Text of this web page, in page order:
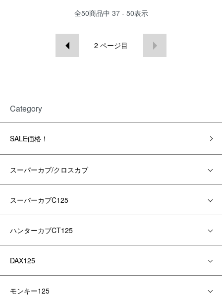
全50商品中 37 - 50表示
2 ページ目
Category
SALE価格！
スーパーカブ/クロスカブ
スーパーカブC125
ハンターカブCT125
DAX125
モンキー125